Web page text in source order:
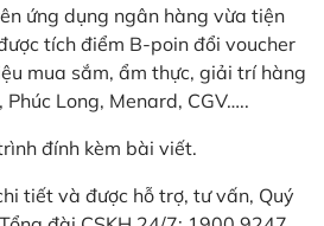
ứng dụng ngân hàng vừa tiện
tích điểm B-poin đổi voucher
mua sắm, ẩm thực, giải trí hàng
Long, Menard, CGV…..
đính kèm bài viết.
tiết và được hỗ trợ, tư vấn, Quý